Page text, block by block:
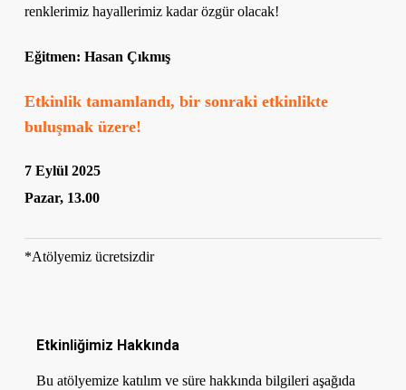
renklerimiz hayallerimiz kadar özgür olacak!
Eğitmen: Hasan Çıkmış
Etkinlik tamamlandı, bir sonraki etkinlikte
buluşmak üzere!
7 Eylül 2025
Pazar, 13.00
*Atölyemiz ücretsizdir
Etkinliğimiz Hakkında
Bu atölyemize katılım ve süre hakkında bilgileri aşağıda